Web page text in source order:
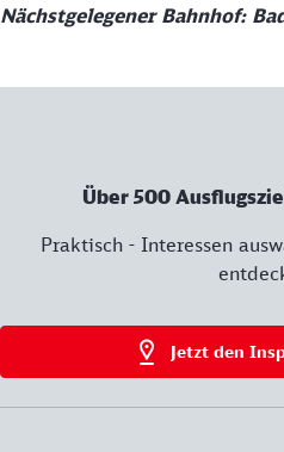
Nächstgelegener Bahnhof:
Über 500
Praktisch - Interessen
Jetzt den